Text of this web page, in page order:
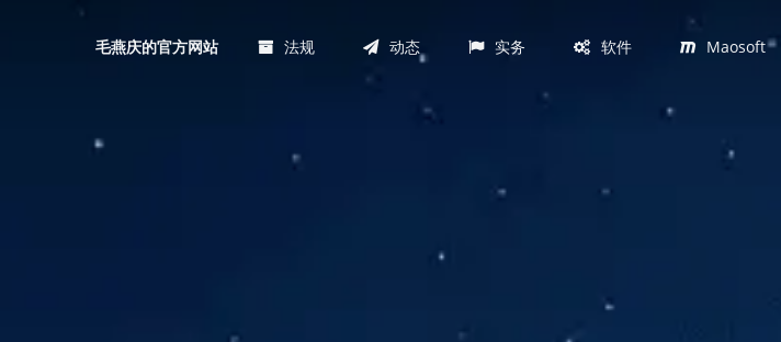
毛燕庆的官方网站 法规 动态 实务 软件 Maosoft